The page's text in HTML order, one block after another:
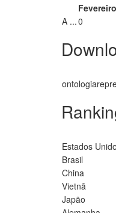
A ...0
Estados
Brasil
China
Vietnã
Japão